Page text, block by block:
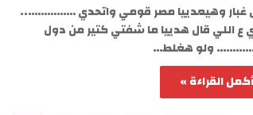
وهيعدييا مصر قومي واتحدي ……………..
ع اللي قال هدييا ما شفتي كتير من دول
ولو هغلط…
أكمل القراءة »